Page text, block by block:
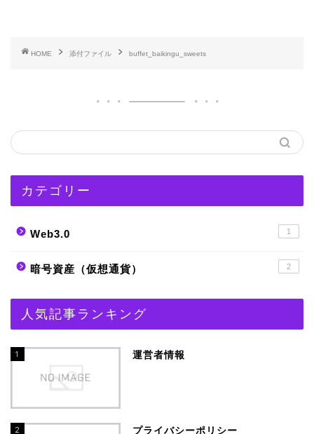
HOME 添付ファイル buffet_baikingu_sweets
カテゴリー
Web3.0 1
暗号資産（仮想通貨） 2
人気記事ランキング
1 運営者情報
2 プライバシーポリシー